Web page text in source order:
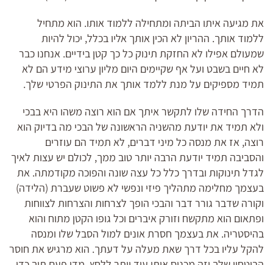
את מגיעה איתו הביתה ומתחילה ללמוד אותו. הוא מתחיל
ללמוד אותך. ההריון לא הכין אותך אליו בכלל, יכול להיות
שמעולם אפילו לא החזקת תינוק כל כך קטן בידיים. אנחנו כבר
לא חיים בשבט ועל אף שקיימים היום מליון ערוצי מידע הם לא
תמיד מספיקים על מנת ללמד אותך את התינוק הפרטי שלך.
הדרך החידה שלו לתקשר איתך אם הוא רוצה משהו היא בבכי
ולא תמיד את יודעת מהשניה הראשונה של הבכי מה בדיוק הוא
רוצה, אז את מנסה כל מיני דברים, לא תמיד הם עוזרים
והסביבה תמיד יודעת הרבה יותר טוב ממך, לכולם יש עצות לאיך
לגדל תינוקות ובדרך כלל כל עצה שונה והפוכה מקודמתה. את
בעצמך מחלימה מתהליך פיזי ונפשי לא פשוט שעברת (הלידה)
וקורה שדבר גורר דבר והבכי הופך לצרחות והצרחות לצווחות
ופתאום הוא מתקשח וזורק איברים וכל גופו הקטן מתוח והוא
בהיסטריה. את בעצמך חסרת אונים למול הסבל שלו ומנסה
להקל עליו בכל דרך שאת מעלה על דעתך. הוא מרגיש את חוסר